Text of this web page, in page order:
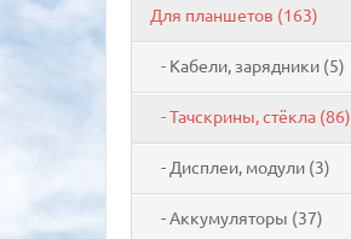
Для планшетов (163)
- Кабели, зарядники (5)
- Тачскрины, стёкла (86)
- Дисплеи, модули (3)
- Аккумуляторы (37)